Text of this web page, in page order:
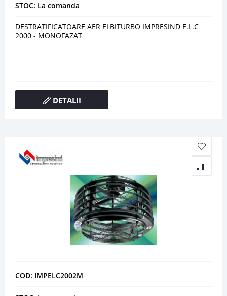
STOC: La comanda
DESTRATIFICATOARE AER ELBITURBO IMPRESIND E.L.C
2000 - MONOFAZAT
DETALII
COD: IMPELC2002M